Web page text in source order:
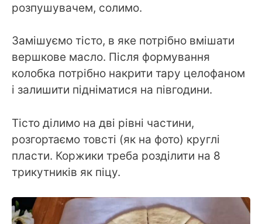
розпушувачем, солимо.
Замішуємо тісто, в яке потрібно вмішати
вершкове масло. Після формування
колобка потрібно накрити тару целофаном
і залишити підніматися на півгодини.
Тісто ділимо на дві рівні частини,
розгортаємо товсті (як на фото) круглі
пласти. Коржики треба розділити на 8
трикутників як піцу.